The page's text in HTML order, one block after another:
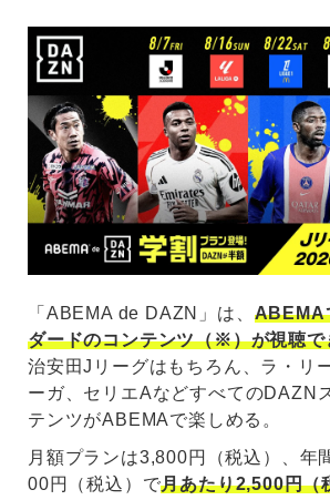
「ABEMA de DAZN」は、 ABEMA
ダードのコンテンツ（※）が視聴で
治安田Jリーグはもちろん、ラ・リ
ーガ、セリエAなどすべてのDAZN
テンツがABEMAで楽しめる。
月額プランは3,800円（税込）、年
00円（税込）で月あたり2,500円（